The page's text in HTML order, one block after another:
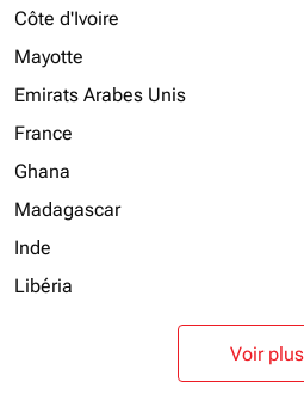
Côte d'Ivoire
Mayotte
Emirats Arabes Unis
France
Ghana
Madagascar
Inde
Libéria
Voir plus